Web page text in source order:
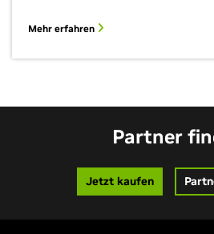
Mehr erfahren
Partner
Jetzt kaufen